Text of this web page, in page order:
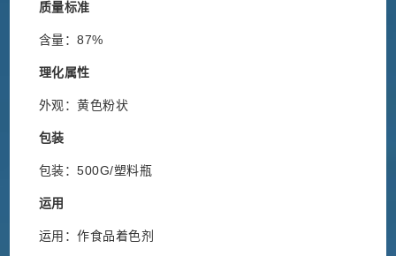
质量标准
含量：87%
理化属性
外观：黄色粉状
包装
包装：500G/塑料瓶
运用
运用：作食品着色剂